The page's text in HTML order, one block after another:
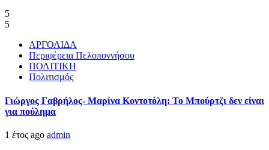
5
5
ΑΡΓΟΛΙΔΑ
Περιφέρεια Πελοποννήσου
ΠΟΛΙΤΙΚΗ
Πολιτισμός
Γιώργος Γαβρήλος- Μαρίνα Κοντοτόλη: Το Μπούρτζι δεν είναι
για πούλημα
1 έτος ago admin